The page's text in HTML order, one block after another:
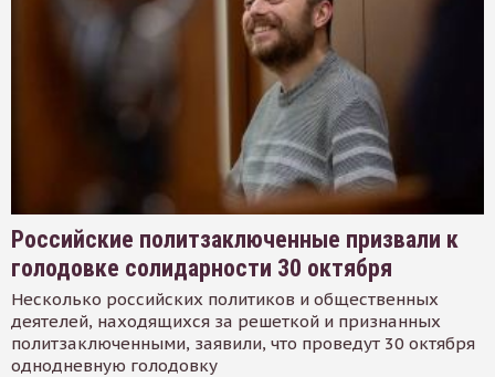
Российские политзаключенные призвали к
голодовке солидарности 30 октября
Несколько российских политиков и общественных
деятелей, находящихся за решеткой и признанных
политзаключенными, заявили, что проведут 30 октября
однодневную голодовку